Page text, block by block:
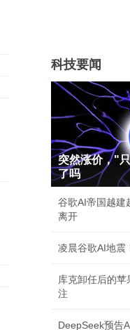
科技要闻
突然涨价，"
了吗
谷歌AI帝国越建
离开
凌晨谷歌AI地震
库克卸任后的
注
DeepSeek预告